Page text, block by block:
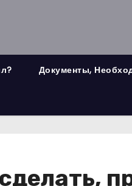
Документы,